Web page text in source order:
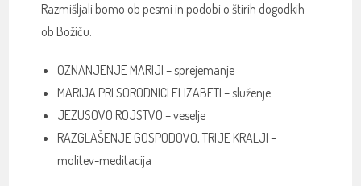
Razmišljali bomo ob pesmi in podobi o štirih dogodkih
ob Božiču:
OZNANJENJE MARIJI – sprejemanje
MARIJA PRI SORODNICI ELIZABETI – služenje
JEZUSOVO ROJSTVO – veselje
RAZGLAŠENJE GOSPODOVO, TRIJE KRALJI –
molitev-meditacija